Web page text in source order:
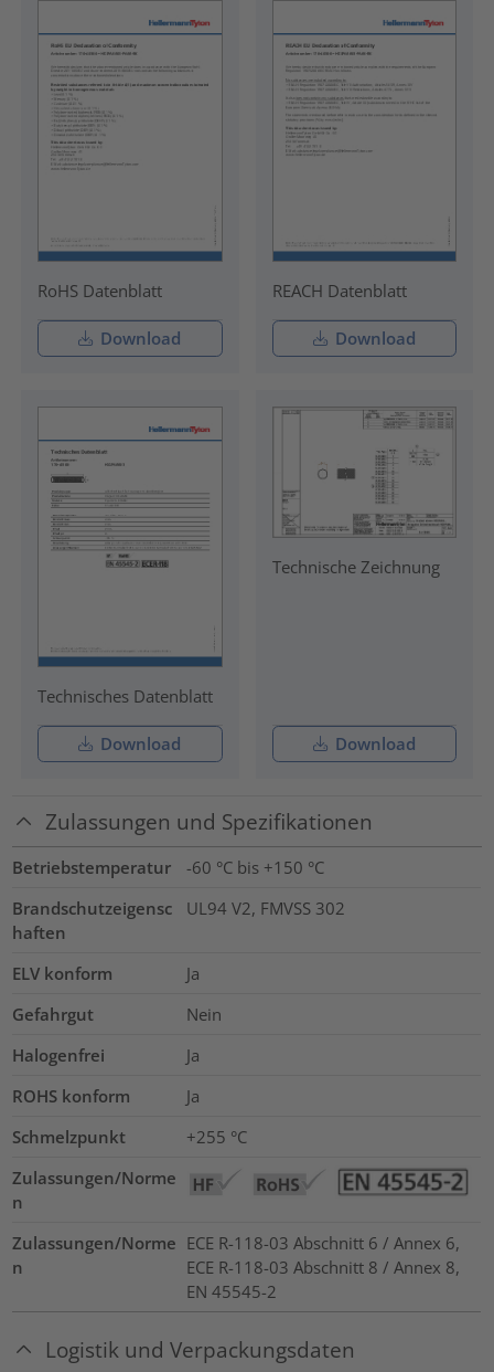
RoHS Datenblatt
Download
REACH Datenblatt
Download
Technisches Datenblatt
Download
Technische Zeichnung
Download
Zulassungen und Spezifikationen
Betriebstemperatur
-60 °C bis +150 °C
Brandschutzeigensc
haften
UL94 V2, FMVSS 302
ELV konform
Ja
Gefahrgut
Nein
Halogenfrei
Ja
ROHS konform
Ja
Schmelzpunkt
+255 °C
Zulassungen/Norme
n
Zulassungen/Norme
n
ECE R-118-03 Abschnitt 6 / Annex 6,
ECE R-118-03 Abschnitt 8 / Annex 8,
EN 45545-2
Logistik und Verpackungsdaten